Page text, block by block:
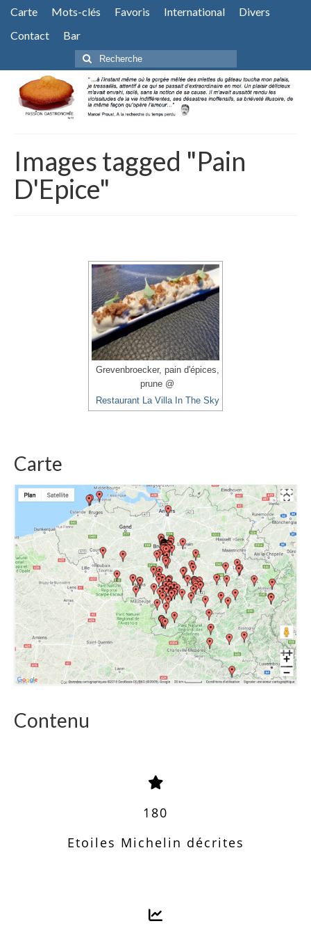
Carte Mots-clés Favoris International
Divers
Contact
Bar
Rechercher
:
Images tagged "Pain
D'Epice"
Grevenbroecker, pain d'épices,
prune @
Restaurant La Villa In The Sky
Carte
Contenu
180
Etoiles Michelin décrites